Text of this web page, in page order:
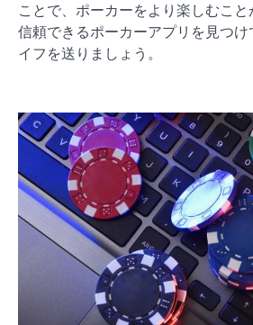
ことで、ポーカーをより楽しむこと
信頼できるポーカーアプリを見つ
イフを送りましょう。